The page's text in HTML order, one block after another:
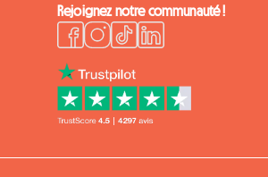
Rejoignez notre communauté !